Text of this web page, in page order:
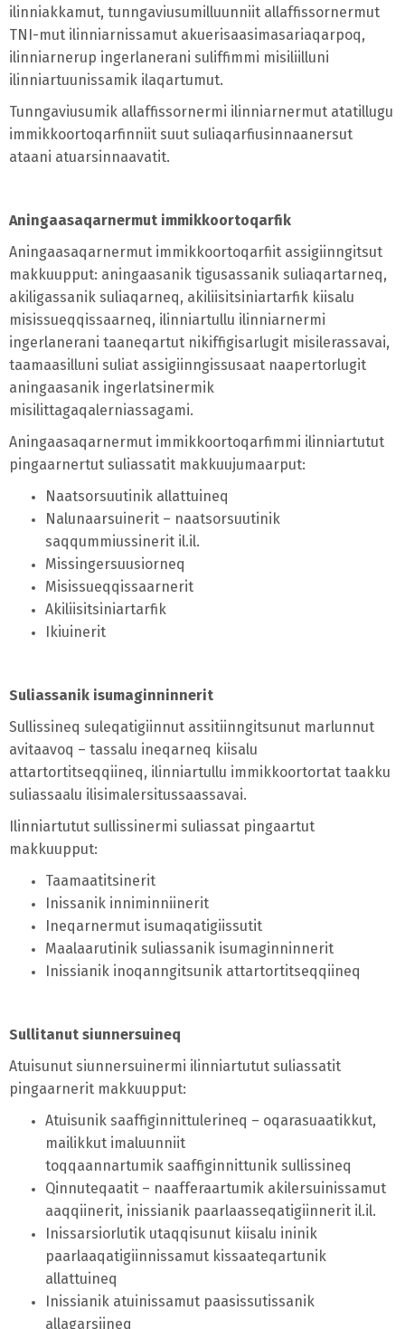
ilinniakkamut, tunngaviusumilluunniit allaffissornermut
TNI-mut ilinniarnissamut akuerisaasimasariaqarpoq,
ilinniarnerup ingerlanerani suliffimmi misiliilluni
ilinniartuunissamik ilaqartumut.
Tunngaviusumik allaffissornermi ilinniarnermut atatillugu
immikkoortoqarfinniit suut suliaqarfiusinnaanersut
ataani atuarsinnaavatit.
Aningaasaqarnermut immikkoortoqarfik
Aningaasaqarnermut immikkoortoqarfiit assigiinngitsut
makkuupput: aningaasanik tigusassanik suliaqartarneq,
akiligassanik suliaqarneq, akiliisitsiniartarfik kiisalu
misissueqqissaarneq, ilinniartullu ilinniarnermi
ingerlanerani taaneqartut nikiffigisarlugit misilerassavai,
taamaasilluni suliat assigiinngissusaat naapertorlugit
aningaasanik ingerlatsinermik
misilittagaqalerniassagami.
Aningaasaqarnermut immikkoortoqarfimmi ilinniartutut
pingaarnertut suliassatit makkuujumaarput:
Naatsorsuutinik allattuineq
Nalunaarsuinerit – naatsorsuutinik
saqqummiussinerit il.il.
Missingersuusiorneq
Misissueqqissaarnerit
Akiliisitsiniartarfik
Ikiuinerit
Suliassanik isumaginninnerit
Sullissineq suleqatigiinnut assitiinngitsunut marlunnut
avitaavoq – tassalu ineqarneq kiisalu
attartortitseqqiineq, ilinniartullu immikkoortortat taakku
suliassaalu ilisimalersitussaassavai.
Ilinniartutut sullissinermi suliassat pingaartut
makkuupput:
Taamaatitsinerit
Inissanik inniminniinerit
Ineqarnermut isumaqatigiissutit
Maalaarutinik suliassanik isumaginninnerit
Inissianik inoqanngitsunik attartortitseqqiineq
Sullitanut siunnersuineq
Atuisunut siunnersuinermi ilinniartutut suliassatit
pingaarnerit makkuupput:
Atuisunik saaffiginnittulerineq – oqarasuaatikkut,
mailikkut imaluunniit
toqqaannartumik saaffiginnittunik sullissineq
Qinnuteqaatit – naafferaartumik akilersuinissamut
aaqqiinerit, inissianik paarlaasseqatigiinnerit il.il.
Inissarsiorlutik utaqqisunut kiisalu ininik
paarlaaqatigiinnissamut kissaateqartunik
allattuineq
Inissianik atuinissamut paasissutissanik
allagarsiineq